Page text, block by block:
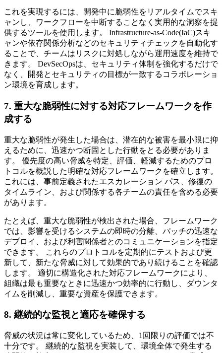
これを実現するには、開発中に脆弱性をリアルタイムでスキ
ャンし、ワークフローを中断することなく実用的な洞察を提
供するツールを使用します。 Infrastructure-as-Code(IaC)スキ
ャンや依存関係分析などのセキュリティチェックを自動化す
ることで、チームはリスクに対処しながら運用速度を維持で
きます。 DevSecOpsは、セキュリティ体制を強化するだけで
なく、開発とセキュリティの目標が一致するコラボレーショ
ン環境を育成します。
7. 重大な脆弱性に対する対応フレームワークを作
成する
重大な脆弱性が発生した場合は、潜在的な被害を最小限に抑
えるために、迅速かつ断固とした行動をとる必要がありま
す。 優先度の高い脅威を特定、評価、軽減するためのプロ
トコルを概説した明確な対応フレームワークを確立します。
これには、事前定義されたエスカレーション パス、修復の
タイムライン、および関係する各チームの責任を含める必要
があります。
たとえば、重大な脆弱性が検出された場合、フレームワーク
では、影響を受けるシステムの即時の分離、パッチの迅速な
デプロイ、および利害関係者とのコミュニケーションを指定
できます。 これらのプロトコルを定期的にテストおよび更
新して、新たな脅威に対して効果的であり続けることを確認
します。 適切に構造化された対応フレームワークにより、
組織は最も重要なときに迅速かつ効率的に行動し、ダウンタ
イムを削減し、重要な資産を保護できます。
8. 継続的な監視と適応を確保する
脅威の状況は常に変化しているため、1回限りの評価では不
十分です。 継続的な監視を実装して、環境全体で発生する